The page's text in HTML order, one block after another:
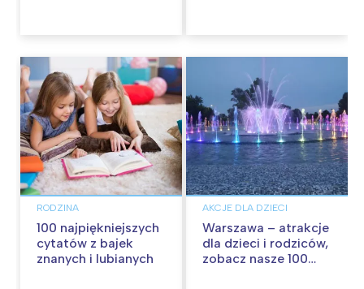
RODZINA
100 najpiękniejszych
cytatów z bajek
znanych i lubianych
AKCJE DLA DZIECI
Warszawa – atrakcje
dla dzieci i rodziców,
zobacz nasze 100